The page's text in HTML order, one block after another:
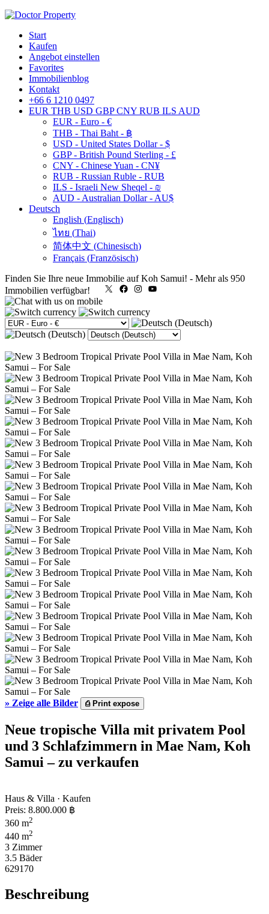
Start
Kaufen
Angebot einstellen
Favorites
Immobilienblog
Kontakt
+66 6 1210 0497
EUR THB USD GBP CNY RUB ILS AUD
EUR - Euro - €
THB - Thai Baht - ฿
USD - United States Dollar - $
GBP - British Pound Sterling - £
CNY - Chinese Yuan - CN¥
RUB - Russian Ruble - RUB
ILS - Israeli New Sheqel - ₪
AUD - Australian Dollar - AU$
Deutsch
English (Englisch)
ไทย (Thai)
简体中文 (Chinesisch)
Français (Französisch)
Finden Sie Ihre neue Immobilie auf Koh Samui! - Mehr als 950
Immobilien verfügbar!
X FacebookInstagram
» Zeige alle Bilder ⎙Print expose
Neue tropische Villa mit privatem Pool
und 3 Schlafzimmern in Mae Nam, Koh
Samui – zu verkaufen
Haus & Villa · Kaufen
Preis: 8.800.000 ฿
360 m2
440 m2
3 Zimmer
3.5 Bäder
629170
Beschreibung